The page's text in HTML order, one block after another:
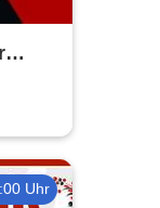
Uhr